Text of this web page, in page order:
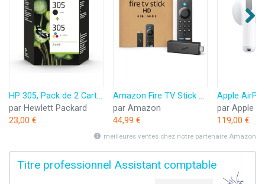
HP 305, Pack de 2 Cartouches d’Encre Originales, 6ZD17AE, Noir, Cyan, Jaune, Magenta
par Hewlett Packard
23,00 €
Amazon Fire TV Stick HD (Nouvelle génération) | TV gratuite et en direct, télécommande vocale Alexa, contrôle de la maison connectée, streaming HD
par Amazon
44,99 €
par Apple
119,00 €
meilleures ventes chez notre partenaire Amazon
Titre professionnel Assistant comptable